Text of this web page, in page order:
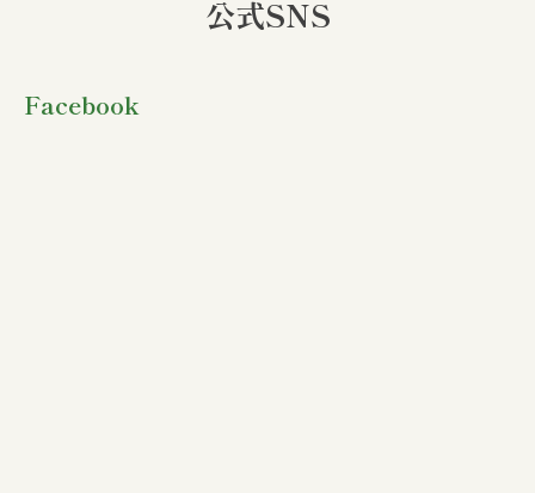
公式SNS
Facebook